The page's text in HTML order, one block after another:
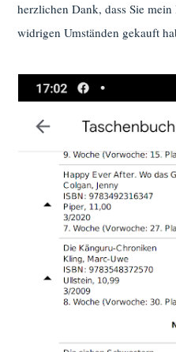
herzlichen Dank, dass Sie
widrigen Umständen gekauft